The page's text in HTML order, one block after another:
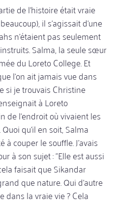
de l'histoire était vraie
il s'agissait d'une
n'étaient pas seulement
Salma, la seule sœur
du Loreto College. Et
l'on ait jamais vue dans
si je trouvais Christine
à Loreto
de l'endroit où vivaient les
qu'il en soit, Salma
couper le souffle. J'avais
à son sujet : "Elle est aussi
faisait que Sikandar
que nature. Qui d'autre
dans la vraie vie ? Cela